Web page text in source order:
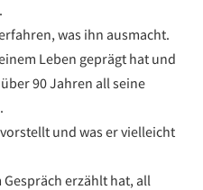
was ihn ausmacht.
Leben geprägt hat und
90 Jahren all seine
und was er vielleicht
erzählt hat, all